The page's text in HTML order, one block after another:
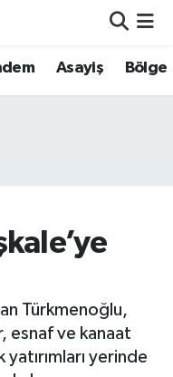
Asayiş Bölge
Türkmenoğlu,
esnaf ve kanaat
yerinde